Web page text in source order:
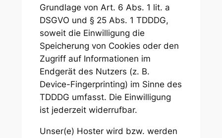
Grundlage von Art. 6 Abs. 1 lit. a
DSGVO und § 25 Abs. 1 TDDDG,
soweit die Einwilligung die
Speicherung von Cookies oder den
Zugriff auf Informationen im
Endgerät des Nutzers (z. B.
Device-Fingerprinting) im Sinne des
TDDDG umfasst. Die Einwilligung
ist jederzeit widerrufbar.
Unser(e) Hoster wird bzw. werden